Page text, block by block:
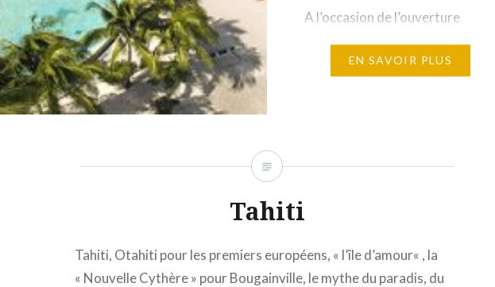
A l’occasion de l’ouverture
Nui, qui s’est refait une beauté,
noblesse à…
EN SAVOIR PLUS
Tahiti
Tahiti, Otahiti pour les premiers européens, « l’île d’amour« , la
« Nouvelle Cythère » pour Bougainville, le mythe du paradis, du